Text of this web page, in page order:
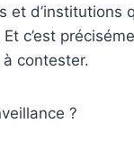
et d’institutions
c’est
contester.
?